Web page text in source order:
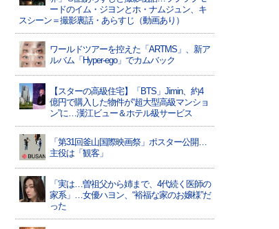
ードのイム・ジヨンとホ・ナムジュン、キ
スシーン＝撮影裏話・あらすじ（動画あり）
ワールドツアーを控えた「ARTMS」、新ア
ルバム「Hyper-ego」でカムバック
【スターの高級住宅】「BTS」Jimin、約4
億円で購入した物件が“超大型高級マンショ
ン”に…漢江ビュー＆ホテル級サービス
「第31回釜山国際映画祭」ポスター公開…
主役は「観客」
「実は…曽祖父から姉まで、4代続く医師の
家系」…女優ハヨン、“裕福な家のお嬢様”だ
った